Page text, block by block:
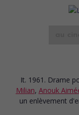
It. 1961. Drame
Milian, Anouk
un enlèvement